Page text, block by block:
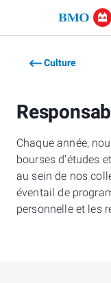
Culture
Chaque année,
bourses d’études
au sein de nos
éventail de
personnelle et les